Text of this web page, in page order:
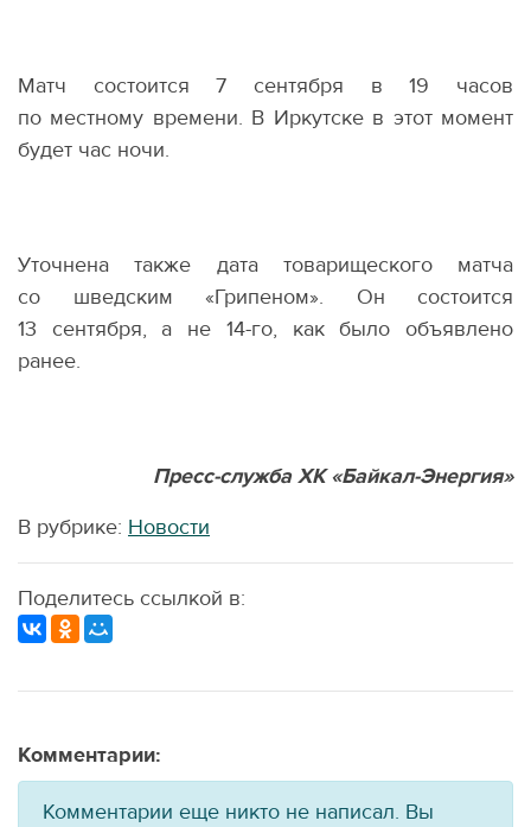
Матч состоится 7 сентября в 19 часов
по местному времени. В Иркутске в этот момент
будет час ночи.
Уточнена также дата товарищеского матча
со шведским
«Грипеном». Он состоится
13 сентября, а не 14-го, как было объявлено
ранее.
Пресс-служба ХК «Байкал-Энергия»
В рубрике: Новости
Поделитесь ссылкой в:
Комментарии:
Комментарии еще никто не написал. Вы